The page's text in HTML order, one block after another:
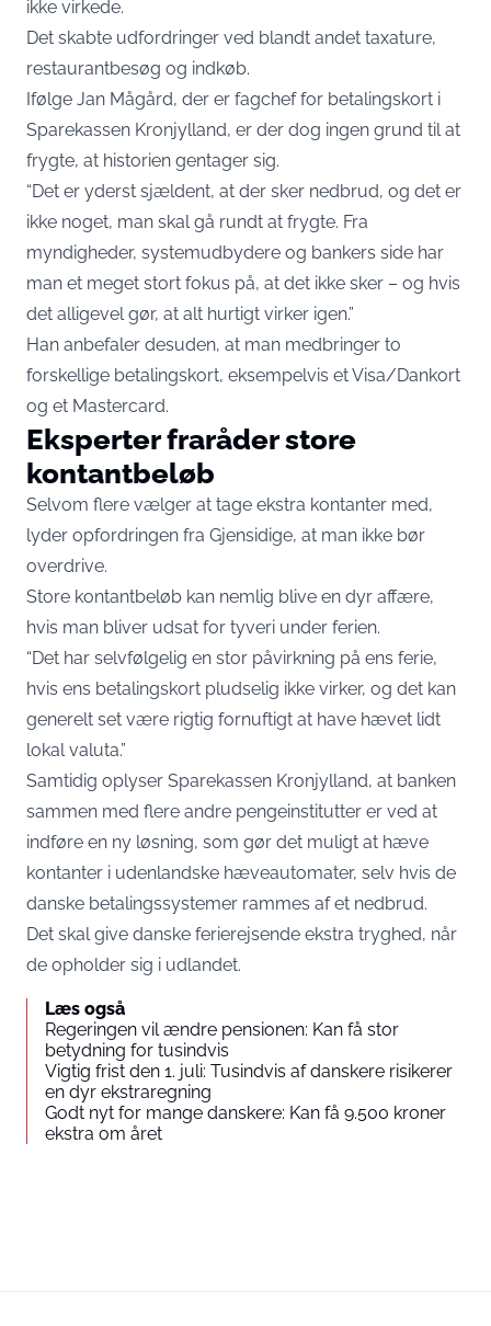
ikke virkede.
Det skabte udfordringer ved blandt andet taxature,
restaurantbesøg og indkøb.
Ifølge Jan Mågård, der er fagchef for betalingskort i
Sparekassen Kronjylland, er der dog ingen grund til at
frygte, at historien gentager sig.
“Det er yderst sjældent, at der sker nedbrud, og det er
ikke noget, man skal gå rundt at frygte. Fra
myndigheder, systemudbydere og bankers side har
man et meget stort fokus på, at det ikke sker – og hvis
det alligevel gør, at alt hurtigt virker igen.”
Han anbefaler desuden, at man medbringer to
forskellige betalingskort, eksempelvis et Visa/Dankort
og et Mastercard.
Eksperter fraråder store
kontantbeløb
Selvom flere vælger at tage ekstra kontanter med,
lyder opfordringen fra Gjensidige, at man ikke bør
overdrive.
Store kontantbeløb kan nemlig blive en dyr affære,
hvis man bliver udsat for tyveri under ferien.
“Det har selvfølgelig en stor påvirkning på ens ferie,
hvis ens betalingskort pludselig ikke virker, og det kan
generelt set være rigtig fornuftigt at have hævet lidt
lokal valuta.”
Samtidig oplyser Sparekassen Kronjylland, at banken
sammen med flere andre pengeinstitutter er ved at
indføre en ny løsning, som gør det muligt at hæve
kontanter i udenlandske hæveautomater, selv hvis de
danske betalingssystemer rammes af et nedbrud.
Det skal give danske ferierejsende ekstra tryghed, når
de opholder sig i udlandet.
Læs også
Regeringen vil ændre pensionen: Kan få stor
betydning for tusindvis
Vigtig frist den 1. juli: Tusindvis af danskere risikerer
en dyr ekstraregning
Godt nyt for mange danskere: Kan få 9.500 kroner
ekstra om året